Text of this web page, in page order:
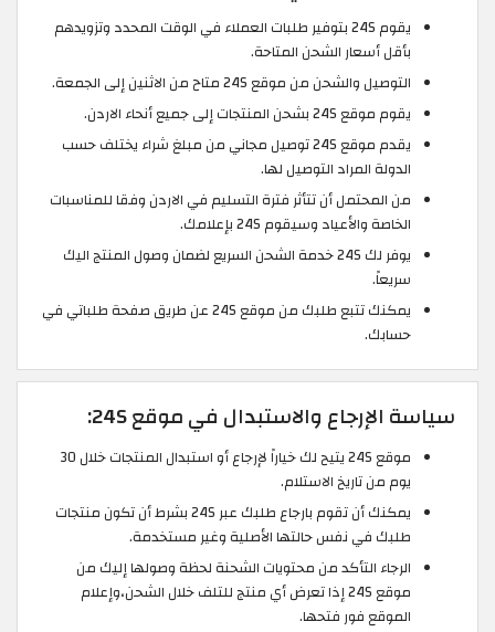
يقوم 24S بتوفير طلبات العملاء في الوقت المحدد وتزويدهم
بأقل أسعار الشحن المتاحة.
التوصيل والشحن من موقع 24S متاح من الاثنين إلى الجمعة.
يقوم موقع 24S بشحن المنتجات إلى جميع أنحاء الاردن.
يقدم موقع 24S توصيل مجاني من مبلغ شراء يختلف حسب
الدولة المراد التوصيل لها.
من المحتمل أن تتأثر فترة التسليم في الاردن وفقا للمناسبات
الخاصة والأعياد وسيقوم 24S بإعلامك.
يوفر لك 24S خدمة الشحن السريع لضمان وصول المنتج اليك
سريعاً.
يمكنك تتبع طلبك من موقع 24S عن طريق صفحة طلباتي في
حسابك.
سياسة الإرجاع والاستبدال في موقع 24S:
موقع 24S يتيح لك خياراً لإرجاع أو استبدال المنتجات خلال 30
يوم من تاريخ الاستلام.
يمكنك أن تقوم بارجاع طلبك عبر 24S بشرط أن تكون منتجات
طلبك في نفس حالتها الأصلية وغير مستخدمة.
الرجاء التأكد من محتويات الشحنة لحظة وصولها إليك من
موقع 24S إذا تعرض أي منتج للتلف خلال الشحن،وإعلام
الموقع فور فتحها.